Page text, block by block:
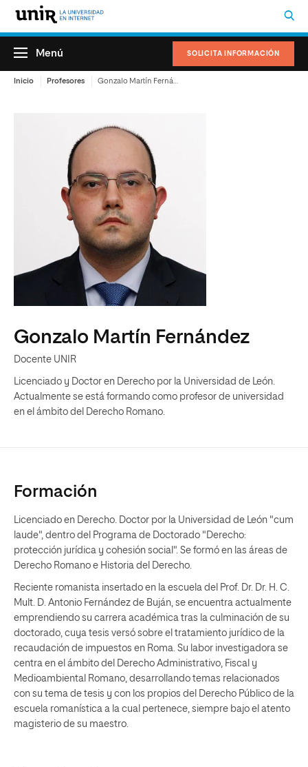
SOLICITA INFORMACIÓN
Menú
Inicio Profesores
Gonzalo Martín Fernández
Docente UNIR
Licenciado y Doctor en Derecho por la Universidad de León.
Actualmente se está formando como profesor de universidad
en el ámbito del Derecho Romano.
Formación
Licenciado en Derecho. Doctor por la Universidad de León "cum
laude", dentro del Programa de Doctorado "Derecho:
protección jurídica y cohesión social". Se formó en las áreas de
Derecho Romano e Historia del Derecho.
Reciente romanista insertado en la escuela del Prof. Dr. Dr. H. C.
Mult. D. Antonio Fernández de Buján, se encuentra actualmente
emprendiendo su carrera académica tras la culminación de su
doctorado, cuya tesis versó sobre el tratamiento jurídico de la
recaudación de impuestos en Roma. Su labor investigadora se
centra en el ámbito del Derecho Administrativo, Fiscal y
Medioambiental Romano, desarrollando temas relacionados
con su tema de tesis y con los propios del Derecho Público de la
escuela romanística a la cual pertenece, siempre bajo el atento
magisterio de su maestro.